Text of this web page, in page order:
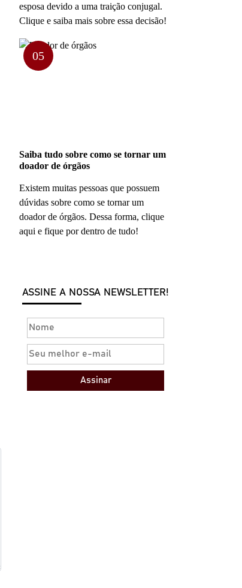
esposa devido a uma traição conjugal.
Clique e saiba mais sobre essa decisão!
05
Saiba tudo sobre como se tornar um
doador de órgãos
Existem muitas pessoas que possuem
dúvidas sobre como se tornar um
doador de órgãos. Dessa forma, clique
aqui e fique por dentro de tudo!
ASSINE A NOSSA NEWSLETTER!
Assinar